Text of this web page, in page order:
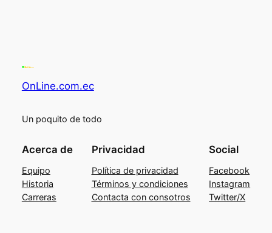
OnLine.com.ec
Un poquito de todo
Acerca de
Equipo
Historia
Carreras
Privacidad
Política de privacidad
Términos y condiciones
Contacta con consotros
Social
Facebook
Instagram
Twitter/X